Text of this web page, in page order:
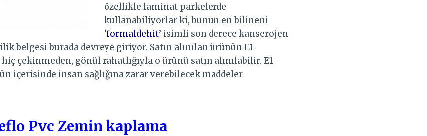
özellikle laminat parkelerde
kullanabiliyorlar ki, bunun en bilineni
‘formaldehit’ isimli son derece kanserojen
belgesi burada devreye giriyor. Satın alınılan ürünün E1
çekinmeden, gönül rahatlığıyla o ürünü satın alınılabilir. E1
içerisinde insan sağlığına zarar verebilecek maddeler
Pvc Zemin kaplama